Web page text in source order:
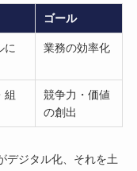
ゴール
に
業務の効率化
組
競争力・価値
の創出
デジタル化、それを土